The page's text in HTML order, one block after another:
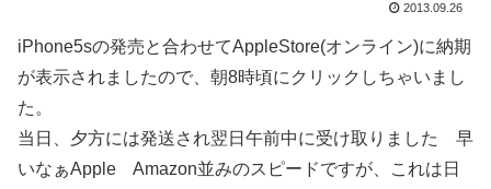
2013.09.26
iPhone5sの発売と合わせてAppleStore(オンライン)に納期
が表示されましたので、朝8時頃にクリックしちゃいまし
た。
当日、夕方には発送され翌日午前中に受け取りました 早
いなぁApple Amazon並みのスピードですが、これは日